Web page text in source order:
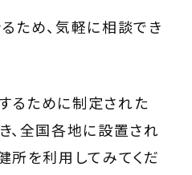
ため、気軽に相談でき
るために制定された
、全国各地に設置され
所を利用してみてくだ